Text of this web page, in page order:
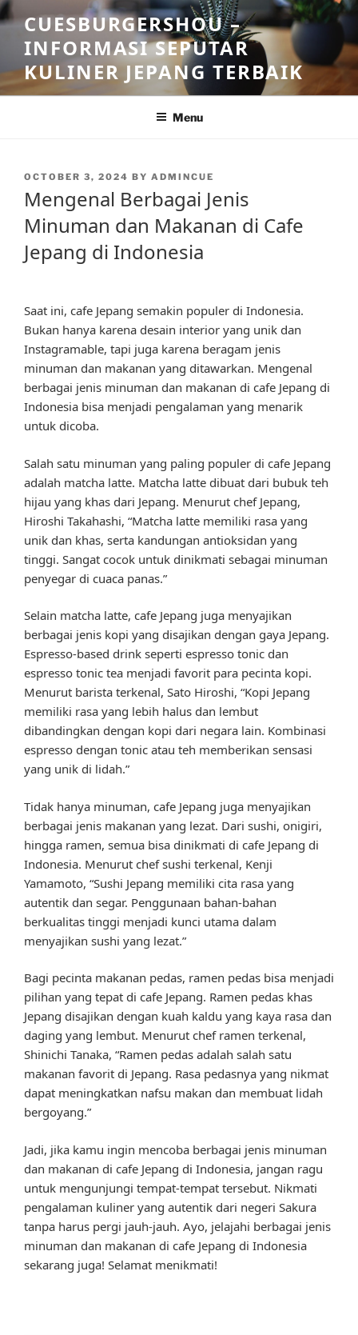
Skip
to
content
CUESBURGERSHOU –
INFORMASI SEPUTAR
KULINER JEPANG TERBAIK
Menu
POSTED
OCTOBER 3, 2024 BY ADMINCUE
Mengenal Berbagai Jenis
Minuman dan Makanan di Cafe
Jepang di Indonesia
Saat ini, cafe Jepang semakin populer di Indonesia.
Bukan hanya karena desain interior yang unik dan
Instagramable, tapi juga karena beragam jenis
minuman dan makanan yang ditawarkan. Mengenal
berbagai jenis minuman dan makanan di cafe Jepang di
Indonesia bisa menjadi pengalaman yang menarik
untuk dicoba.
Salah satu minuman yang paling populer di cafe Jepang
adalah matcha latte. Matcha latte dibuat dari bubuk teh
hijau yang khas dari Jepang. Menurut chef Jepang,
Hiroshi Takahashi, “Matcha latte memiliki rasa yang
unik dan khas, serta kandungan antioksidan yang
tinggi. Sangat cocok untuk dinikmati sebagai minuman
penyegar di cuaca panas.”
Selain matcha latte, cafe Jepang juga menyajikan
berbagai jenis kopi yang disajikan dengan gaya Jepang.
Espresso-based drink seperti espresso tonic dan
espresso tonic tea menjadi favorit para pecinta kopi.
Menurut barista terkenal, Sato Hiroshi, “Kopi Jepang
memiliki rasa yang lebih halus dan lembut
dibandingkan dengan kopi dari negara lain. Kombinasi
espresso dengan tonic atau teh memberikan sensasi
yang unik di lidah.”
Tidak hanya minuman, cafe Jepang juga menyajikan
berbagai jenis makanan yang lezat. Dari sushi, onigiri,
hingga ramen, semua bisa dinikmati di cafe Jepang di
Indonesia. Menurut chef sushi terkenal, Kenji
Yamamoto, “Sushi Jepang memiliki cita rasa yang
autentik dan segar. Penggunaan bahan-bahan
berkualitas tinggi menjadi kunci utama dalam
menyajikan sushi yang lezat.”
Bagi pecinta makanan pedas, ramen pedas bisa menjadi
pilihan yang tepat di cafe Jepang. Ramen pedas khas
Jepang disajikan dengan kuah kaldu yang kaya rasa dan
daging yang lembut. Menurut chef ramen terkenal,
Shinichi Tanaka, “Ramen pedas adalah salah satu
makanan favorit di Jepang. Rasa pedasnya yang nikmat
dapat meningkatkan nafsu makan dan membuat lidah
bergoyang.”
Jadi, jika kamu ingin mencoba berbagai jenis minuman
dan makanan di cafe Jepang di Indonesia, jangan ragu
untuk mengunjungi tempat-tempat tersebut. Nikmati
pengalaman kuliner yang autentik dari negeri Sakura
tanpa harus pergi jauh-jauh. Ayo, jelajahi berbagai jenis
minuman dan makanan di cafe Jepang di Indonesia
sekarang juga! Selamat menikmati!